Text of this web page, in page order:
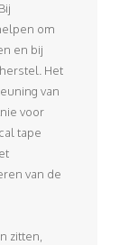
om
en bij
Het
van
voor
tape
van de
zitten,